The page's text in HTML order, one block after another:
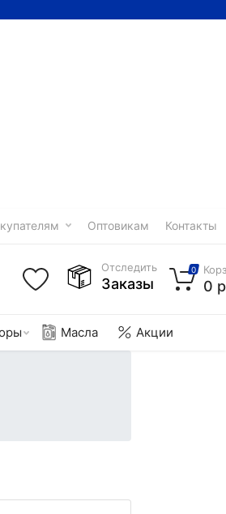
Оптовикам Контакты
Масла Акции
Отследить
Заказы
0
0